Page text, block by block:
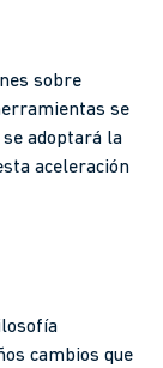
sobre
se
se adoptará la
aceleración
cambios que